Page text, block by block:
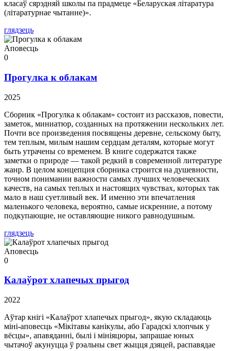
класаў сярэдняй школы па прадмеце «Беларуская літаратура
(літаратурнае чытанне)».
глядзець
Аповесць
0
Прогулка к облакам
2025
Сборник «Прогулка к облакам» состоит из рассказов, повести,
заметок, миниатюр, созданных на протяжении нескольких лет.
Почти все произведения посвящены деревне, сельскому быту,
тем теплым, милым нашим сердцам деталям, которые могут
быть утрачены со временем. В книге содержатся также
заметки о природе — такой редкий в современной литературе
жанр. В целом концепция сборника строится на душевности,
точном понимании важности самых лучших человеческих
качеств, на самых теплых и настоящих чувствах, которых так
мало в наш суетливый век. И именно эти впечатления
маленького человека, вероятно, самые искренние, а потому
подкупающие, не оставляющие никого равнодушным.
глядзець
Аповесць
0
Калаўрот хлапечых прыгод
2022
Аўтар кнігі «Калаўрот хлапечых прыгод», якую складаюць
міні-аповесць «Мікітавы канікулы, або Гарадскі хлопчык у
вёсцы», апавяданні, былі і мініяцюры, запрашае юных
чытачоў акунуцца ў рэальны свет жыцця дзяцей, распавядае